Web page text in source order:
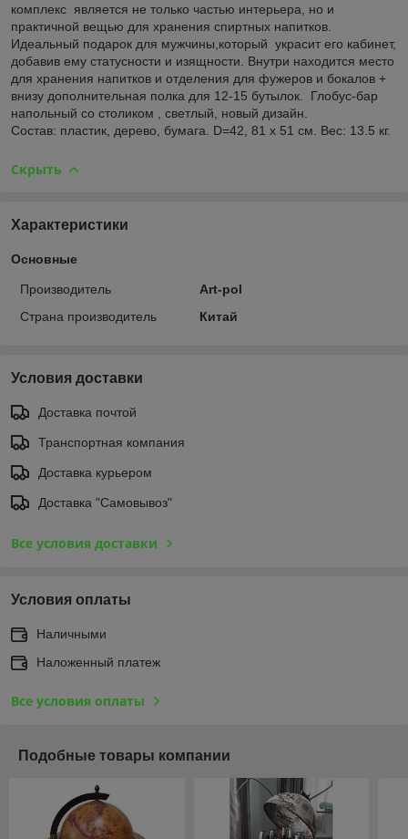
комплекс является не только частью интерьера, но и
практичной вещью для хранения спиртных напитков.
Идеальный подарок для мужчины,который украсит его кабинет,
добавив ему статусности и изящности. Внутри находится место
для хранения напитков и отделения для фужеров и бокалов +
внизу дополнительная полка для 12-15 бутылок. Глобус-бар
напольный со столиком , светлый, новый дизайн.
Состав: пластик, дерево, бумага. D=42, 81 х 51 см. Вес: 13.5 кг.
Скрыть
Характеристики
Основные
Производитель
Art-pol
Страна производитель
Китай
Условия доставки
Доставка почтой
Транспортная компания
Доставка курьером
Доставка "Самовывоз"
Все условия доставки
Условия оплаты
Наличными
Наложенный платеж
Все условия оплаты
Подобные товары компании